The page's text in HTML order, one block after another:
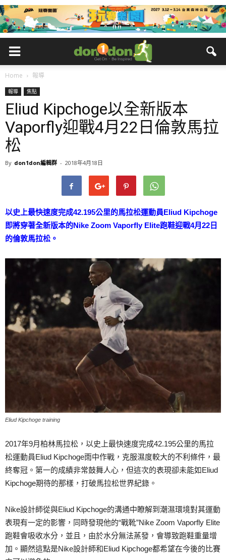
Home 報導
報導 焦點
Eliud Kipchoge以全新版本
Vaporfly迎戰4月22日倫敦馬拉
松
By don1don編輯群 - 2018年4月18日
以史上最快速度完成42.195公里的馬拉松運動員Eliud Kipchoge
即將穿著全新版本的Nike Zoom Vaporfly Elite跑鞋迎戰4月22日
的倫敦馬拉松。
Eliud Kipchoge training
2017年9月柏林馬拉松，以史上最快速度完成42.195公里的馬拉
松運動員Eliud Kipchoge雨中作戰，克服濕度較大的不利條件，最
終奪冠。第一的成績非常鼓舞人心，但這次的表現卻未能如Eliud
Kipchoge期待的那樣，打破馬拉松世界紀錄。
Nike設計師從與Eliud Kipchoge的溝通中瞭解到潮濕環境對其運動
表現有一定的影響，同時發現他的“戰靴”Nike Zoom Vaporfly Elite
跑鞋會吸收水分，並且，由於水分無法蒸發，會導致跑鞋重量增
加。顯然這點是Nike設計師和Eliud Kipchoge都希望在今後的比賽